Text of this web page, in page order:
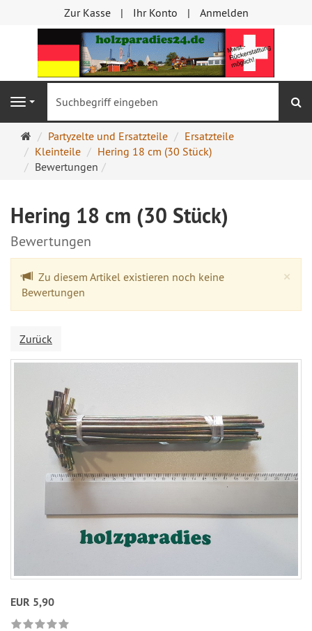
Zur Kasse Ihr Konto Anmelden
Navigation
Startseite
Partyzelte und Ersatzteile
Ersatzteile
Kleinteile
Hering 18 cm (30 Stück)
Bewertungen
Hering 18 cm (30 Stück)
Bewertungen
×
Zu diesem Artikel existieren noch keine
Bewertungen
Zurück
EUR 5,90